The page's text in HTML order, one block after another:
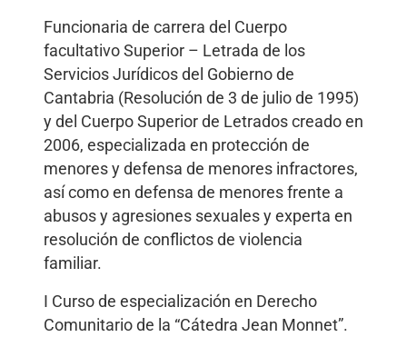
Funcionaria de carrera del Cuerpo
facultativo Superior – Letrada de los
Servicios Jurídicos del Gobierno de
Cantabria (Resolución de 3 de julio de 1995)
y del Cuerpo Superior de Letrados creado en
2006, especializada en protección de
menores y defensa de menores infractores,
así como en defensa de menores frente a
abusos y agresiones sexuales y experta en
resolución de conflictos de violencia
familiar.
I Curso de especialización en Derecho
Comunitario de la “Cátedra Jean Monnet”.